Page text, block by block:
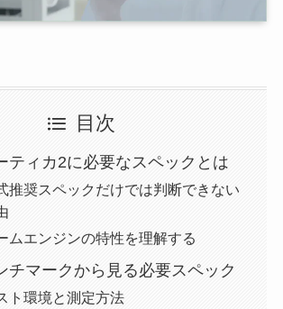
目次
ティカ2に必要なスペックとは
推奨スペックだけでは判断できない
ムエンジンの特性を理解する
チマークから見る必要スペック
ト環境と測定方法